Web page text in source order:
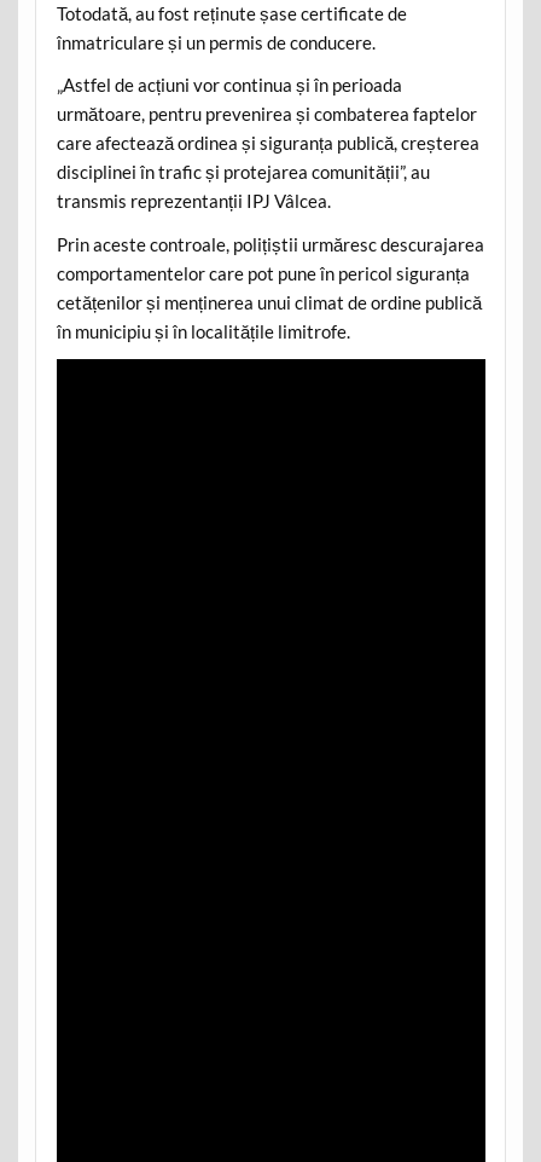
Totodată, au fost reținute șase certificate de
înmatriculare și un permis de conducere.
„Astfel de acțiuni vor continua și în perioada
următoare, pentru prevenirea și combaterea faptelor
care afectează ordinea și siguranța publică, creșterea
disciplinei în trafic și protejarea comunității”, au
transmis reprezentanții IPJ Vâlcea.
Prin aceste controale, polițiștii urmăresc descurajarea
comportamentelor care pot pune în pericol siguranța
cetățenilor și menținerea unui climat de ordine publică
în municipiu și în localitățile limitrofe.